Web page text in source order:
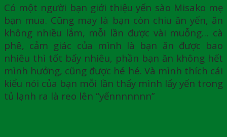
Có một người bạn giới thiệu yến sào Misako mẹ
bạn mua. Cũng may là bạn còn chiu ăn yến, ăn
không nhiều lắm, mỗi lần được vài muỗng… cà
phê, cảm giác của mình là bạn ăn được bao
nhiêu thì tốt bấy nhiêu, phần bạn ăn không hết
mình hưởng, cũng được hé hé. Và mình thích cái
kiểu nói của bạn mỗi lần thấy mình lấy yến trong
tủ lạnh ra là reo lên “yếnnnnnnn”